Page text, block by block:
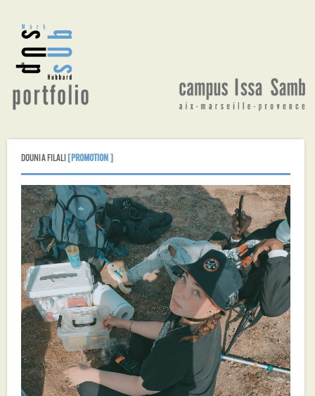
contenu
principal
DOUNIA FILALI [PROMOTION ]